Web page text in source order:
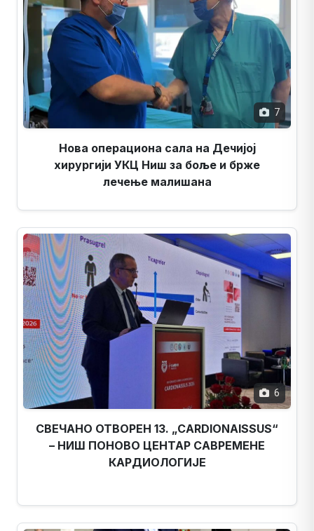
7
Нова операциона сала на Дечијој
хирургији УКЦ Ниш за боље и брже
лечење малишана
6
СВЕЧАНО ОТВОРЕН 13. „CARDIONAISSUS“
– НИШ ПОНОВО ЦЕНТАР САВРЕМЕНЕ
КАРДИОЛОГИЈЕ